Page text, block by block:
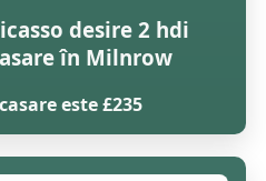
desire 2 hdi
în Milnrow
este £235